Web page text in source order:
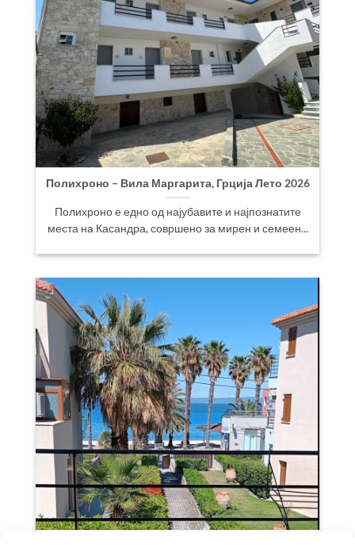
Полихроно – Вила Маргарита, Грција Лето 2026
Полихроно е едно од најубавите и најпознатите
места на Касандра, совршено за мирен и семеен...